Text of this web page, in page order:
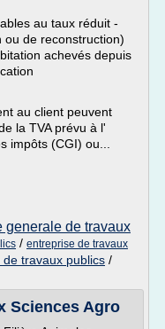
au taux réduit -
ou de reconstruction)
achevés depuis
au client peuvent
la TVA prévu à l'
impôts (CGI) ou...
generale de travaux
/ entreprise de travaux
travaux publics /
Sciences Agro